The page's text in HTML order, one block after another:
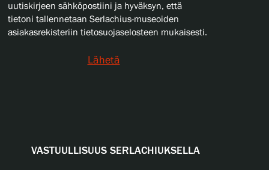
uutiskirjeen sähköpostiini ja hyväksyn, että
tietoni tallennetaan Serlachius-museoiden
asiakasrekisteriin tietosuojaselosteen mukaisesti.
Lähetä
VASTUULLISUUS SERLACHIUKSELLA